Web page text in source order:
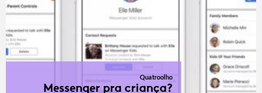
Quatroolho
Messenger pra criança?